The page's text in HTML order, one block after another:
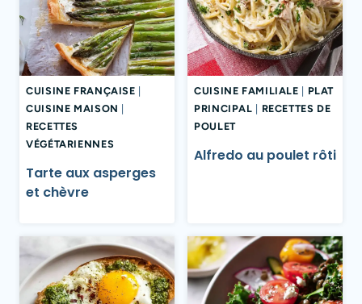
CUISINE FRANÇAISE
CUISINE MAISON
RECETTES
VÉGÉTARIENNES
Tarte aux asperges
et chèvre
CUISINE FAMILIALE
PLAT
PRINCIPAL
RECETTES DE
POULET
Alfredo au poulet rôti